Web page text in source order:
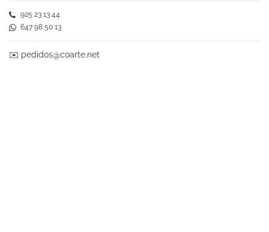
925 23 13 44
647 98 50 13
✉️ pedidos@coarte.net